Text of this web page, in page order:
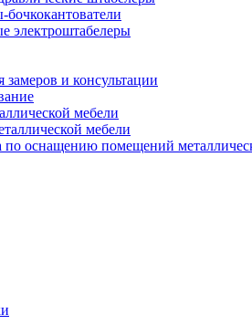
электроштабелеры
замеров и консультации
мебели
мебели
по оснащению помещений